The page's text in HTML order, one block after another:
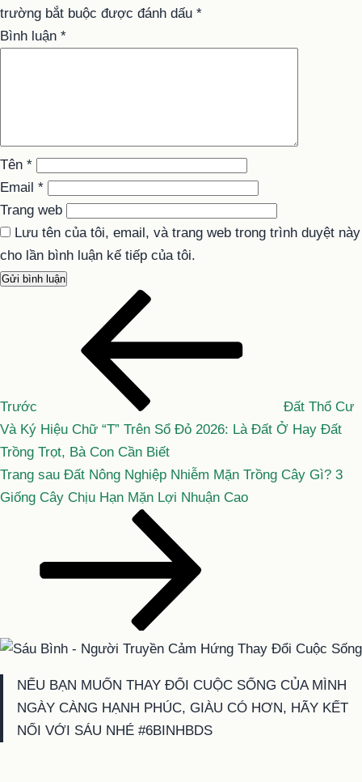
trường bắt buộc được đánh dấu *
Bình luận *
Tên *
Email *
Trang web
Lưu tên của tôi, email, và trang web trong trình duyệt này
cho lần bình luận kế tiếp của tôi.
viết
Trước
Đất Thổ Cư
Và Ký Hiệu Chữ “T” Trên Sổ Đỏ 2026: Là Đất Ở Hay Đất
Trồng Trọt, Bà Con Cần Biết
Bài
tiếp
Trang sau Đất Nông Nghiệp Nhiễm Mặn Trồng Cây Gì? 3
Giống Cây Chịu Hạn Mặn Lợi Nhuận Cao
NẾU BẠN MUỐN THAY ĐỔI CUỘC SỐNG CỦA MÌNH
NGÀY CÀNG HẠNH PHÚC, GIÀU CÓ HƠN, HÃY KẾT
NỐI VỚI SÁU NHÉ #6BINHBDS